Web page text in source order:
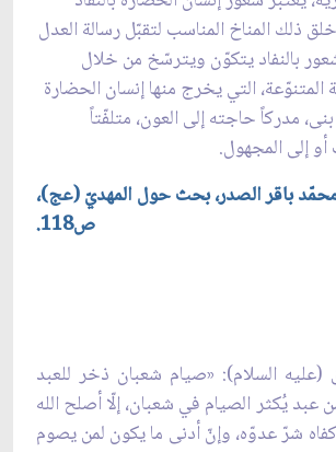
ذلك المناخ المناسب لتقبّل رسالة العدل
بالنفاد يتكوّن ويترسّخ من خلال
المتنوّعة، التي يخرج منها إنسان الحضارة
مدركاً حاجته إلى العون، متلفّتاً
إلى المجهول.
باقر الصدر، بحث حول المهديّ (عج)،
ص118.
(عليه السلام): «صيام شعبان ذخر للعبد
عبد يُكثر الصيام في شعبان، إلّا أصلح الله
شرّ عدوّه، وإنّ أدنى ما يكون لمن يصوم